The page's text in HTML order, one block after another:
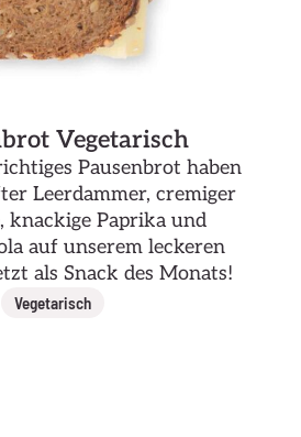
Vegetarisch
Pausenbrot haben
Leerdammer, cremiger
knackige Paprika und
auf unserem leckeren
als Snack des Monats!
Vegetarisch